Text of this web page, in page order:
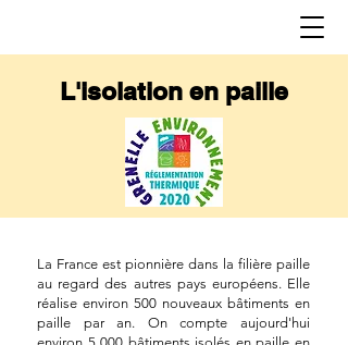
L'isolation en paille
La France est pionnière dans la filière paille
au regard des autres pays européens. Elle
réalise environ 500 nouveaux bâtiments en
paille par an. On compte aujourd'hui